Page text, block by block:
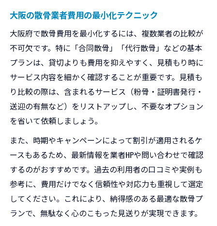
大阪の散骨業者費用の最小化テクニック
大阪府で散骨費用を最小化するには、複数業者の比較が
不可欠です。特に「合同散骨」「代行散骨」などの基本
プランは、貸切よりも費用を抑えやすく、見積もり時に
サービス内容を細かく確認することが重要です。見積も
り比較の際は、含まれるサービス（粉骨・証明書発行・
送迎の有無など）をリストアップし、不要なオプション
を省いて依頼しましょう。
また、時期やキャンペーンによって割引が適用されるケ
ースもあるため、最新情報を業者HPや問い合わせで確認
するのがおすすめです。過去の利用者の口コミや実例も
参考に、費用だけでなく信頼性や対応力も重視して選定
してください。これにより、納得感のある最適な散骨プ
ランで、無駄なく心のこもった見送りが実現できます。